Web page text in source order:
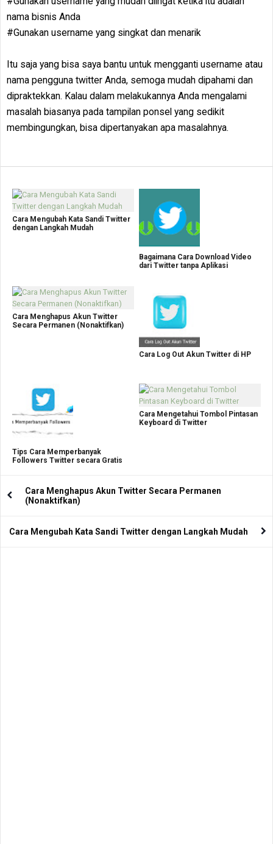
nama bisnis Anda
#Gunakan username yang singkat dan menarik
Itu saja yang bisa saya bantu untuk mengganti username atau
nama pengguna twitter Anda, semoga mudah dipahami dan
dipraktekkan. Kalau dalam melakukannya Anda mengalami
masalah biasanya pada tampilan ponsel yang sedikit
membingungkan, bisa dipertanyakan apa masalahnya.
Cara Mengubah Kata Sandi Twitter
dengan Langkah Mudah
Bagaimana Cara Download Video
dari Twitter tanpa Aplikasi
Cara Menghapus Akun Twitter
Secara Permanen (Nonaktifkan)
Cara Log Out Akun Twitter di HP
Tips Cara Memperbanyak
Followers Twitter secara Gratis
Cara Mengetahui Tombol Pintasan
Keyboard di Twitter
Cara Menghapus Akun Twitter Secara Permanen
(Nonaktifkan)
Cara Mengubah Kata Sandi Twitter dengan Langkah Mudah